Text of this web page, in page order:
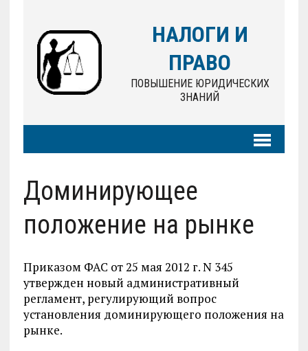
НАЛОГИ И
ПРАВО
ПОВЫШЕНИЕ ЮРИДИЧЕСКИХ
ЗНАНИЙ
Доминирующее
положение на рынке
Приказом ФАС от 25 мая 2012 г. N 345
утвержден новый административный
регламент, регулирующий вопрос
установления доминирующего положения на
рынке.